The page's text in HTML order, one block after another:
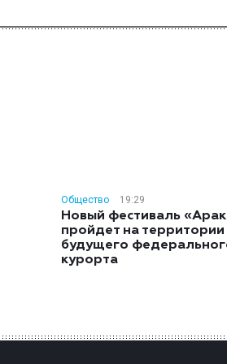
Общество 19:29
Новый фестиваль
пройдет на территории
будущего
курорта